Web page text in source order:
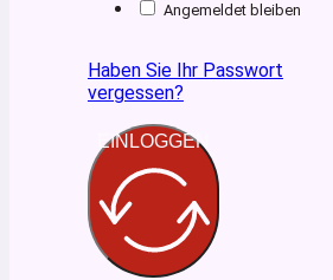
Angemeldet bleiben
Haben Sie Ihr Passwort
vergessen?
EINLOGGEN